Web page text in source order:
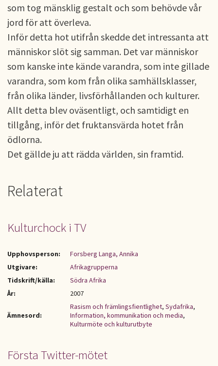
som tog mänsklig gestalt och som behövde vår
jord för att överleva.
Inför detta hot utifrån skedde det intressanta att
människor slöt sig samman. Det var människor
som kanske inte kände varandra, som inte gillade
varandra, som kom från olika samhällsklasser,
från olika länder, livsförhållanden och kulturer.
Allt detta blev oväsentligt, och samtidigt en
tillgång, inför det fruktansvärda hotet från
ödlorna.
Det gällde ju att rädda världen, sin framtid.
Relaterat
Kulturchock i TV
Upphovsperson:
Forsberg Langa, Annika
Utgivare:
Afrikagrupperna
Tidskrift/källa:
Södra Afrika
År:
2007
Ämnesord:
Rasism och främlingsfientlighet, Sydafrika,
Information, kommunikation och media,
Kulturmöte och kulturutbyte
Första Twitter-mötet